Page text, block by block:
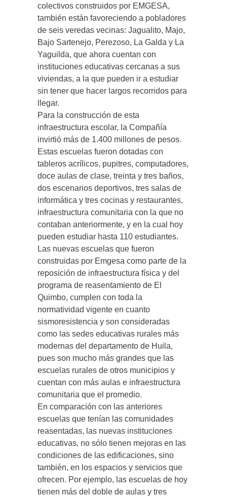
colectivos construidos por EMGESA,
también están favoreciendo a pobladores
de seis veredas vecinas: Jagualito, Majo,
Bajo Sartenejo, Perezoso, La Galda y La
Yaguilda, que ahora cuentan con
instituciones educativas cercanas a sus
viviendas, a la que pueden ir a estudiar
sin tener que hacer largos recorridos para
llegar.
Para la construcción de esta
infraestructura escolar, la Compañía
invirtió más de 1.400 millones de pesos.
Estas escuelas fueron dotadas con
tableros acrílicos, pupitres, computadores,
doce aulas de clase, treinta y tres baños,
dos escenarios deportivos, tres salas de
informática y tres cocinas y restaurantes,
infraestructura comunitaria con la que no
contaban anteriormente, y en la cual hoy
pueden estudiar hasta 110 estudiantes.
Las nuevas escuelas que fueron
construidas por Emgesa como parte de la
reposición de infraestructura física y del
programa de reasentamiento de El
Quimbo, cumplen con toda la
normatividad vigente en cuanto
sismoresistencia y son consideradas
como las sedes educativas rurales más
modernas del departamento de Huila,
pues son mucho más grandes que las
escuelas rurales de otros municipios y
cuentan con más aulas e infraestructura
comunitaria que el promedio.
En comparación con las anteriores
escuelas que tenían las comunidades
reasentadas, las nuevas instituciones
educativas, no sólo tienen mejoras en las
condiciones de las edificaciones, sino
también, en los espacios y servicios que
ofrecen. Por ejemplo, las escuelas de hoy
tienen más del doble de aulas y tres